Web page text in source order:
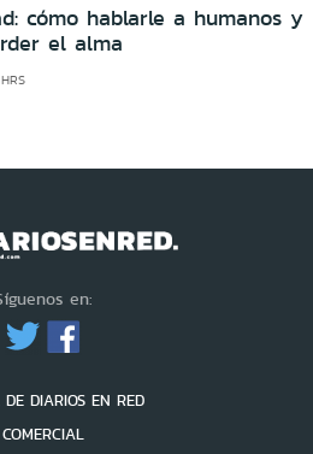
cómo hablarle a humanos y
el alma
en:
DE DIARIOS EN RED
COMERCIAL